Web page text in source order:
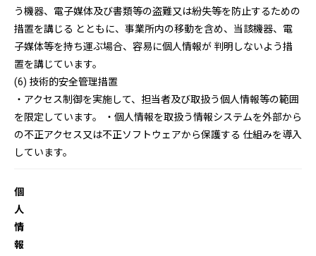
う機器、電子媒体及び書類等の盗難又は紛失等を防止するための
措置を講じる とともに、事業所内の移動を含め、当該機器、電
子媒体等を持ち運ぶ場合、容易に個人情報が 判明しないよう措
置を講じています。
(6) 技術的安全管理措置
・アクセス制御を実施して、担当者及び取扱う個人情報等の範囲
を限定しています。 ・個人情報を取扱う情報システムを外部から
の不正アクセス又は不正ソフトウェアから保護する 仕組みを導入
しています。
個
人
情
報